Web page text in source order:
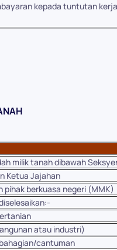
kepada tuntutan
milik tanah dibawah
Ketua Jajahan
pihak berkuasa negeri (MMK)
atau industri)
cantuman